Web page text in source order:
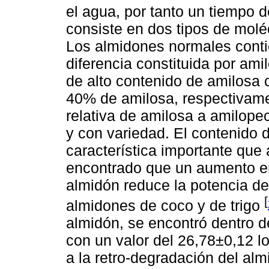
el agua, por tanto un tiempo
consiste en dos tipos de
Los almidones normales
diferencia constituida por
de alto contenido de amilosa
40% de amilosa,
relativa de amilosa a
y con variedad. El contenido
característica importante
encontrado que un aumento
almidón reduce la potencia
almidones de coco y de trigo [
almidón, se encontró dentro
con un valor del 26,78±0,12
a la retro-degradación del